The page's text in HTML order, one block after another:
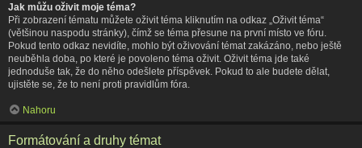
Jak můžu oživit moje téma?
Při zobrazení tématu můžete oživit téma kliknutím na odkaz „Oživit téma“
(většinou naspodu stránky), čímž se téma přesune na první místo ve fóru.
Pokud tento odkaz nevidíte, mohlo být oživování témat zakázáno, nebo ještě
neuběhla doba, po které je povoleno téma oživit. Oživit téma jde také
jednoduše tak, že do něho odešlete příspěvek. Pokud to ale budete dělat,
ujistěte se, že to není proti pravidlům fóra.
Nahoru
Formátování a druhy témat